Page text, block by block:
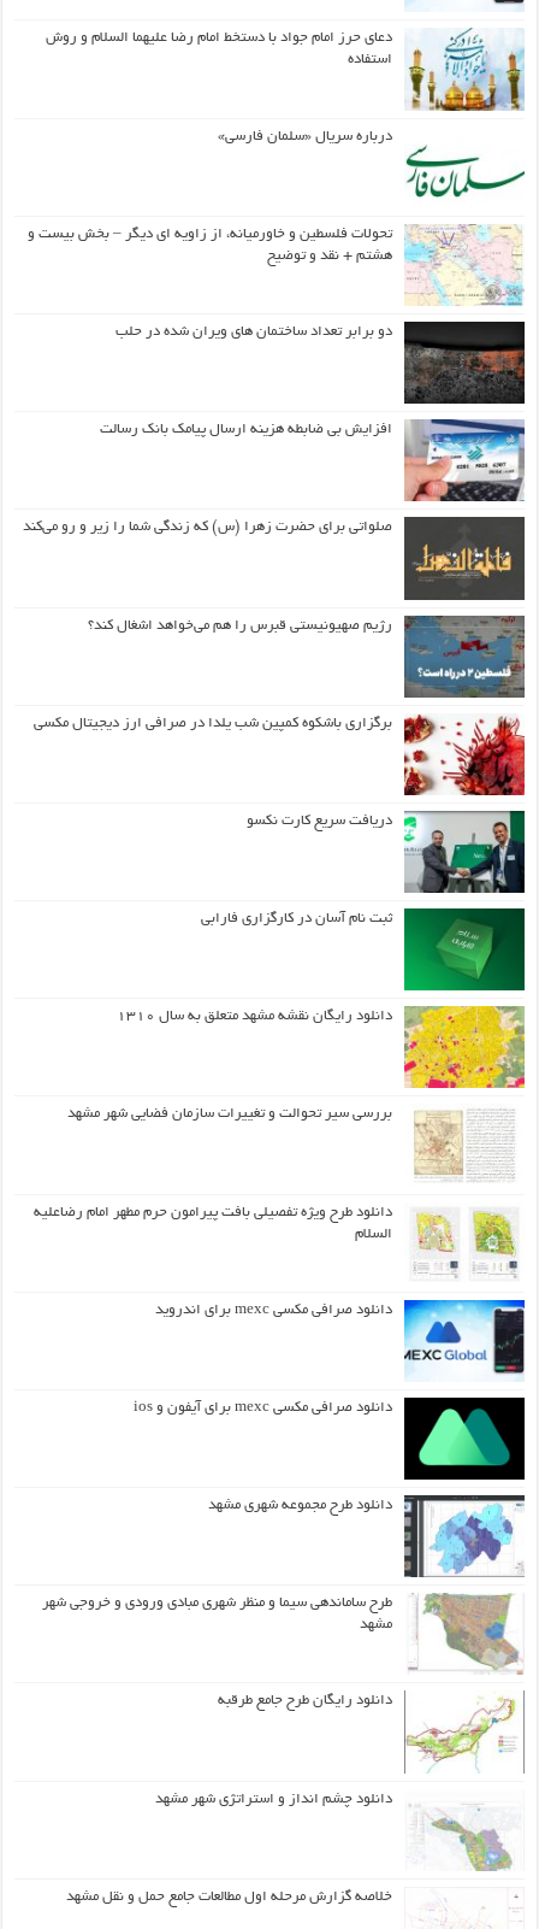
دعای حرز امام جواد با دستخط امام رضا علیهما السلام و روش
استفاده
درباره سریال «سلمان فارسی»
تحولات فلسطین و خاورمیانه، از زاویه ای دیگر – بخش بیست و
هشتم + نقد و توضیح
دو برابر تعداد ساختمان های ویران شده در حلب
افزایش بی ضابطه هزینه ارسال پیامک بانک رسالت
صلواتی برای حضرت زهرا (س) که زندگی شما را زیر و رو می‌کند
رژیم صهیونیستی قبرس را هم می‌خواهد اشغال کند؟
برگزاری باشکوه کمپین شب یلدا در صرافی ارز دیجیتال مکسی
دریافت سریع کارت نکسو
ثبت نام آسان در کارگزاری فارابی
دانلود رایگان نقشه مشهد متعلق به سال ۱۳۱۰
بررسی سیر تحوالت و تغییرات سازمان فضایی شهر مشهد
دانلود طرح ويژه تفصيلي بافت پيرامون حرم مطهر امام رضاعليه
السلام
دانلود صرافی مکسی mexc برای اندروید
دانلود صرافی مکسی mexc برای آیفون و ios
دانلود طرح مجموعه شهری مشهد
طرح ساماندهی سیما و منظر شهری مبادی ورودی و خروجی شهر
مشهد
دانلود رایگان طرح جامع طرقبه
دانلود چشم انداز و استراتژی شهر مشهد
خلاصه گزارش مرحله اول مطالعات جامع حمل و نقل مشهد